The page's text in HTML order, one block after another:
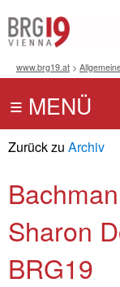
www.brg19.at >
Zurück zu Archiv
Sharon
BRG19